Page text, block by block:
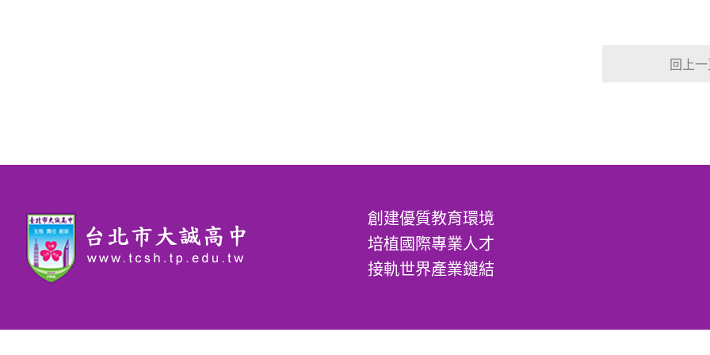
回上一
創建優質教育環境
培植國際專業人才
接軌世界產業鏈結